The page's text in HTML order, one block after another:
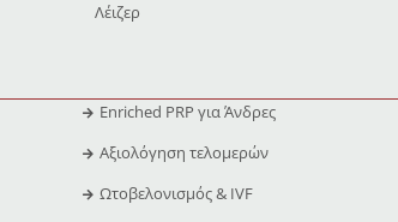
Λέιζερ
Enriched PRP για Άνδρες
Αξιολόγηση τελομερών
Ωτοβελονισμός & IVF